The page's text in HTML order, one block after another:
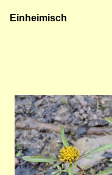
Einheimisch
Bild